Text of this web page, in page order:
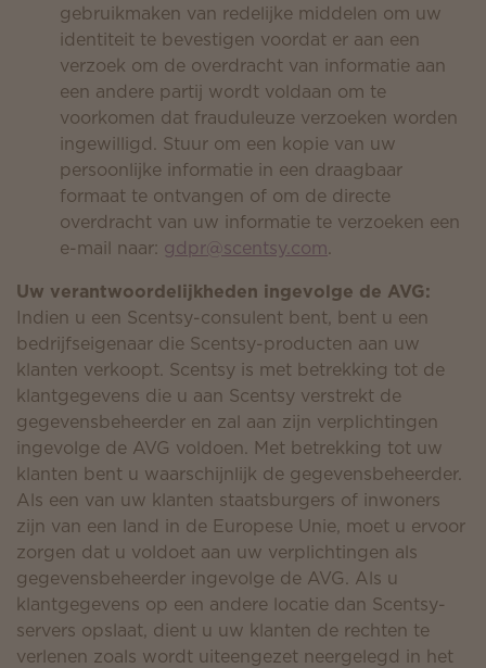
gebruikmaken van redelijke middelen om uw
identiteit te bevestigen voordat er aan een
verzoek om de overdracht van informatie aan
een andere partij wordt voldaan om te
voorkomen dat frauduleuze verzoeken worden
ingewilligd. Stuur om een kopie van uw
persoonlijke informatie in een draagbaar
formaat te ontvangen of om de directe
overdracht van uw informatie te verzoeken een
e-mail naar: gdpr@scentsy.com.
Uw verantwoordelijkheden ingevolge de AVG:
Indien u een Scentsy-consulent bent, bent u een
bedrijfseigenaar die Scentsy-producten aan uw
klanten verkoopt. Scentsy is met betrekking tot de
klantgegevens die u aan Scentsy verstrekt de
gegevensbeheerder en zal aan zijn verplichtingen
ingevolge de AVG voldoen. Met betrekking tot uw
klanten bent u waarschijnlijk de gegevensbeheerder.
Als een van uw klanten staatsburgers of inwoners
zijn van een land in de Europese Unie, moet u ervoor
zorgen dat u voldoet aan uw verplichtingen als
gegevensbeheerder ingevolge de AVG. Als u
klantgegevens op een andere locatie dan Scentsy-
servers opslaat, dient u uw klanten de rechten te
verlenen zoals wordt uiteengezet neergelegd in het